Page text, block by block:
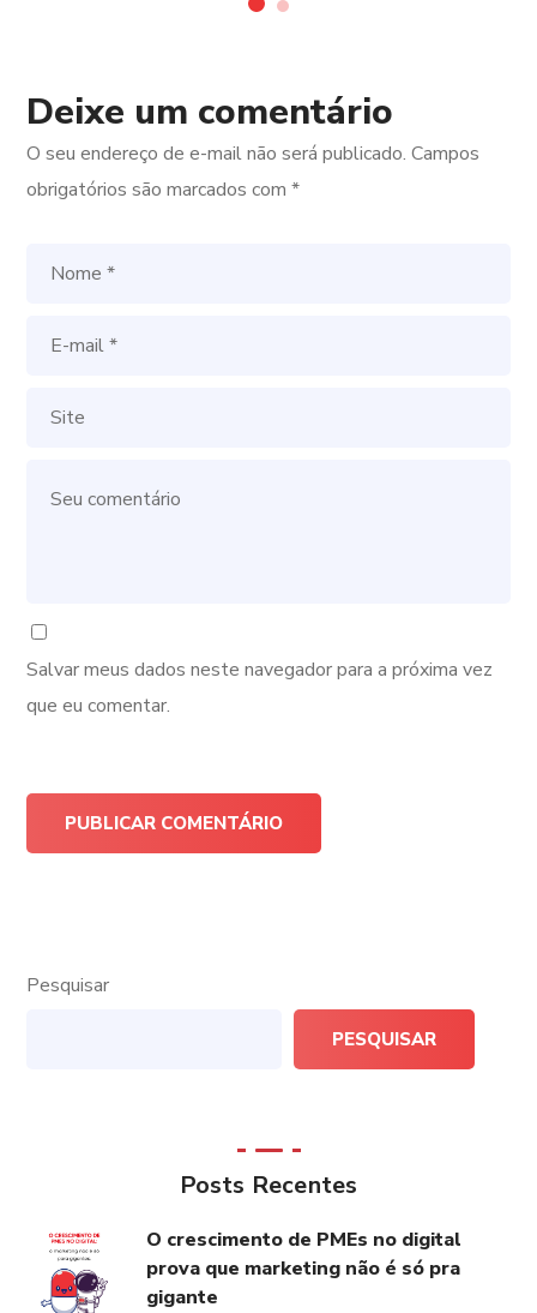
Deixe um comentário
O seu endereço de e-mail não será publicado. Campos
obrigatórios são marcados com*
Salvar meus dados neste navegador para a próxima vez
que eu comentar.
Pesquisar
PESQUISAR
Posts Recentes
O crescimento de PMEs no digital
prova que marketing não é só pra
gigante